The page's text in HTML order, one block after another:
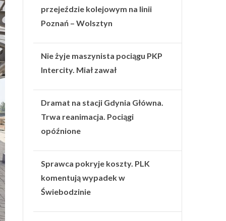
przejeździe kolejowym na linii
Poznań – Wolsztyn
Nie żyje maszynista pociągu PKP
Intercity. Miał zawał
Dramat na stacji Gdynia Główna.
Trwa reanimacja. Pociągi
opóźnione
Sprawca pokryje koszty. PLK
komentują wypadek w
Świebodzinie